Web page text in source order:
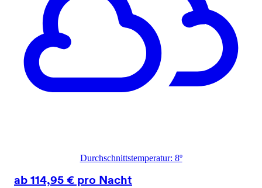
Durchschnittstemperatur: 8º
ab 114,95 € pro Nacht